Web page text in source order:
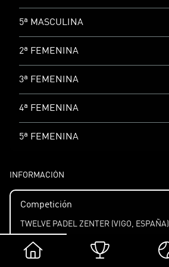
5ª MASCULINA
2ª FEMENINA
3ª FEMENINA
4ª FEMENINA
5ª FEMENINA
INFORMACIÓN
Competición
TWELVE PADEL ZENTER (VIGO, ESPAÑA)
Fecha